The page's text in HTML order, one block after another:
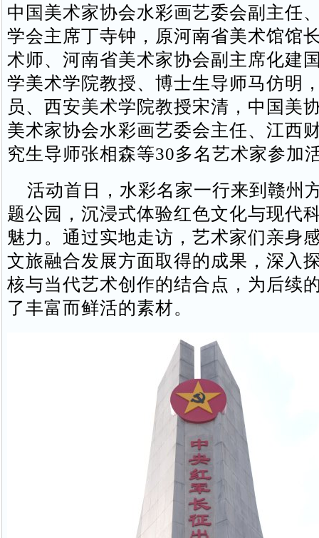
中国美术家协会水彩画艺委会副主任
学会主席丁寺钟，原河南省美术馆馆
术师、河南省美术家协会副主席化建
学美术学院教授、博士生导师马仿明
员、西安美术学院教授宋清，中国美
美术家协会水彩画艺委会主任、江西
究生导师张相森等30多名艺术家参加
活动首日，水彩名家一行来到赣州
题公园，沉浸式体验红色文化与现代
魅力。通过实地走访，艺术家们亲身
文旅融合发展方面取得的成果，深入
核与当代艺术创作的结合点，为后续
了丰富而鲜活的素材。